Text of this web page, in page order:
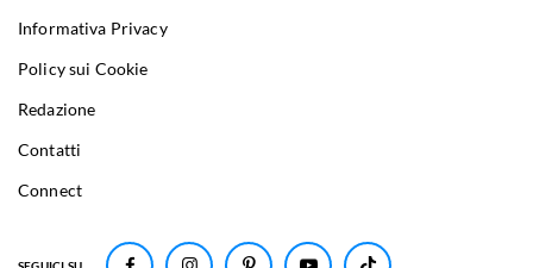
Informativa Privacy
Policy sui Cookie
Redazione
Contatti
Connect